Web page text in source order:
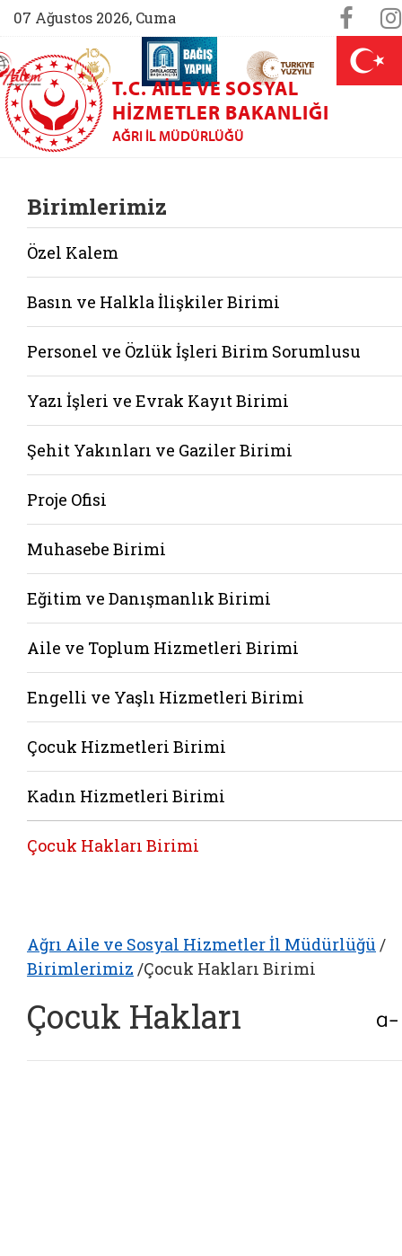
07 Ağustos 2026, Cuma
(yeni sekmede açılır)
AİLEM İletişim Merkezi (yeni sekmede açılır)
Aile ve Nüfus On Yılı (yeni sekmede açılır)
Darülaceze bağış sayfası (yeni
T.C. AILE VE SOSYAL
HIZMETLER BAKANLIĞI
AĞRI İL MÜDÜRLÜĞÜ
Birimlerimiz
Özel Kalem
Basın ve Halkla İlişkiler Birimi
Personel ve Özlük İşleri Birim Sorumlusu
Yazı İşleri ve Evrak Kayıt Birimi
Şehit Yakınları ve Gaziler Birimi
Proje Ofisi
Muhasebe Birimi
Eğitim ve Danışmanlık Birimi
Aile ve Toplum Hizmetleri Birimi
Engelli ve Yaşlı Hizmetleri Birimi
Çocuk Hizmetleri Birimi
Kadın Hizmetleri Birimi
Çocuk Hakları Birimi
Ağrı Aile ve Sosyal Hizmetler İl Müdürlüğü /
Birimlerimiz /Çocuk Hakları Birimi
Çocuk Hakları